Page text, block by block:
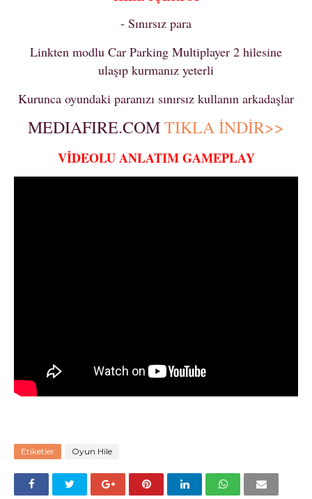
- Sınırsız para
Linkten modlu Car Parking Multiplayer 2 hilesine
ulaşıp kurmanız yeterli
Kurunca oyundaki paranızı sınırsız kullanın arkadaşlar
MEDIAFIRE.COMTIKLA İNDİR>>
VİDEOLU ANLATIM GAMEPLAY
Etiketler Oyun Hile